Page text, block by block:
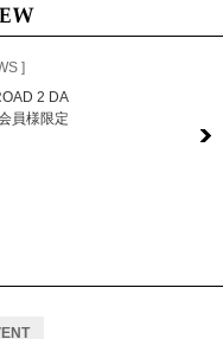
]
2 DA
員様限定